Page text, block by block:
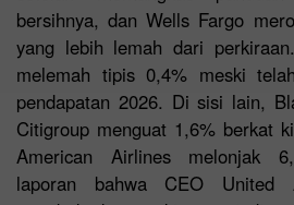
bersihnya, dan Wells Fargo
yang lebih lemah dari
melemah tipis 0,4% meski
pendapatan 2026. Di sisi lain,
Citigroup menguat 1,6% berkat
American Airlines melonjak
laporan bahwa CEO United